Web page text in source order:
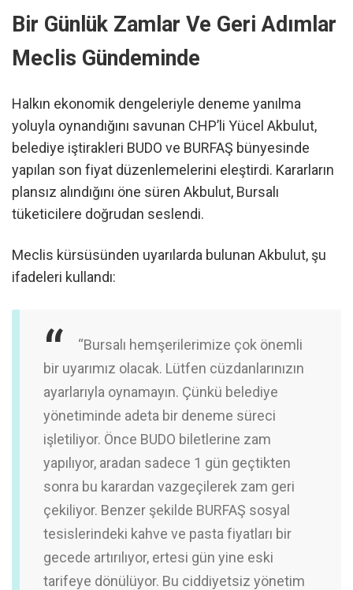
Bir Günlük Zamlar Ve Geri Adımlar
Meclis Gündeminde
Halkın ekonomik dengeleriyle deneme yanılma
yoluyla oynandığını savunan CHP’li Yücel Akbulut,
belediye iştirakleri BUDO ve BURFAŞ bünyesinde
yapılan son fiyat düzenlemelerini eleştirdi. Kararların
plansız alındığını öne süren Akbulut, Bursalı
tüketicilere doğrudan seslendi.
Meclis kürsüsünden uyarılarda bulunan Akbulut, şu
ifadeleri kullandı:
“Bursalı hemşerilerimize çok önemli
bir uyarımız olacak. Lütfen cüzdanlarınızın
ayarlarıyla oynamayın. Çünkü belediye
yönetiminde adeta bir deneme süreci
işletiliyor. Önce BUDO biletlerine zam
yapılıyor, aradan sadece 1 gün geçtikten
sonra bu karardan vazgeçilerek zam geri
çekiliyor. Benzer şekilde BURFAŞ sosyal
tesislerindeki kahve ve pasta fiyatları bir
gecede artırılıyor, ertesi gün yine eski
tarifeye dönülüyor. Bu ciddiyetsiz yönetim